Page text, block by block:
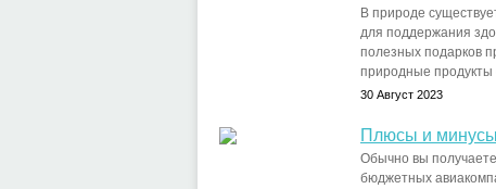
В природе
для поддержания
полезных подарков
природные продукты
30 Август 2023
Плюсы и
Обычно вы
бюджетных